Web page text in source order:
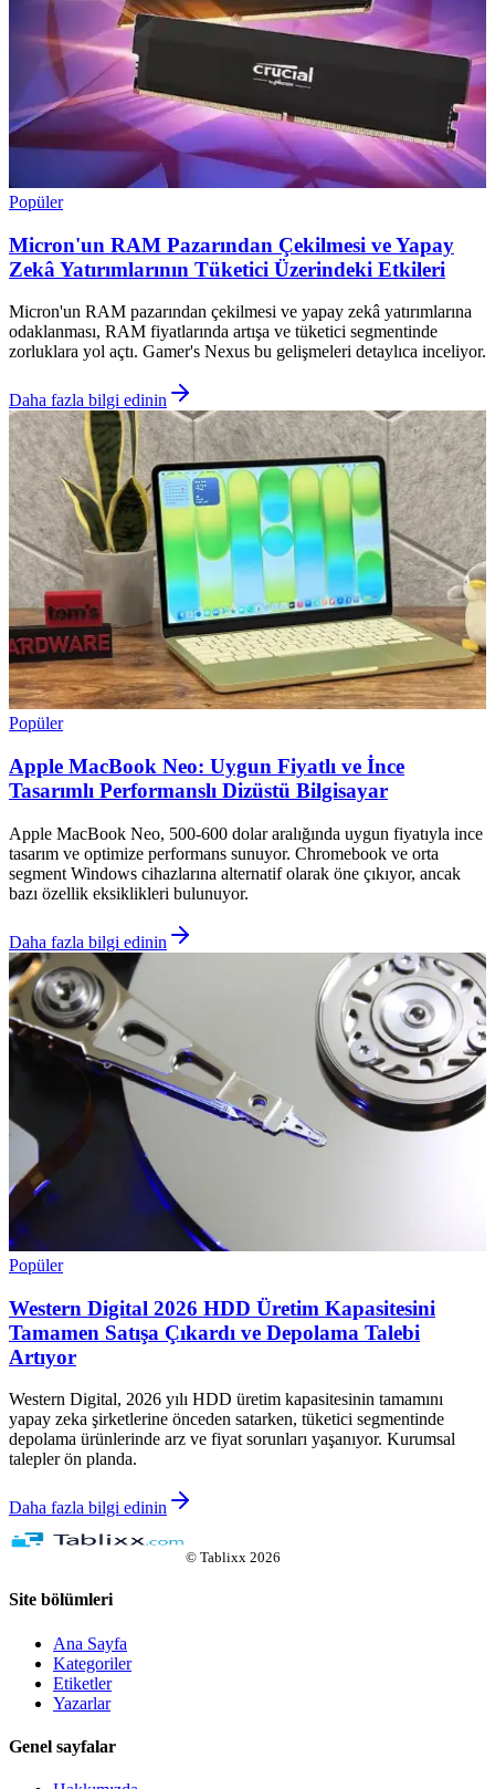
Popüler
Micron'un RAM Pazarından Çekilmesi ve Yapay
Zekâ Yatırımlarının Tüketici Üzerindeki Etkileri
Micron'un RAM pazarından çekilmesi ve yapay zekâ yatırımlarına
odaklanması, RAM fiyatlarında artışa ve tüketici segmentinde
zorluklara yol açtı. Gamer's Nexus bu gelişmeleri detaylıca inceliyor.
Daha fazla bilgi edinin
Popüler
Apple MacBook Neo: Uygun Fiyatlı ve İnce
Tasarımlı Performanslı Dizüstü Bilgisayar
Apple MacBook Neo, 500-600 dolar aralığında uygun fiyatıyla ince
tasarım ve optimize performans sunuyor. Chromebook ve orta
segment Windows cihazlarına alternatif olarak öne çıkıyor, ancak
bazı özellik eksiklikleri bulunuyor.
Daha fazla bilgi edinin
Popüler
Western Digital 2026 HDD Üretim Kapasitesini
Tamamen Satışa Çıkardı ve Depolama Talebi
Artıyor
Western Digital, 2026 yılı HDD üretim kapasitesinin tamamını
yapay zeka şirketlerine önceden satarken, tüketici segmentinde
depolama ürünlerinde arz ve fiyat sorunları yaşanıyor. Kurumsal
talepler ön planda.
Daha fazla bilgi edinin
© Tablixx 2026
Site bölümleri
Ana Sayfa
Kategoriler
Etiketler
Yazarlar
Genel sayfalar